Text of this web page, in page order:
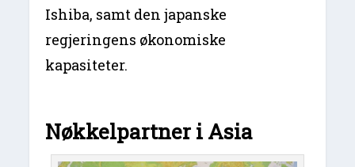
Ishiba, samt den japanske
regjeringens økonomiske
kapasiteter.
Nøkkelpartner i Asia